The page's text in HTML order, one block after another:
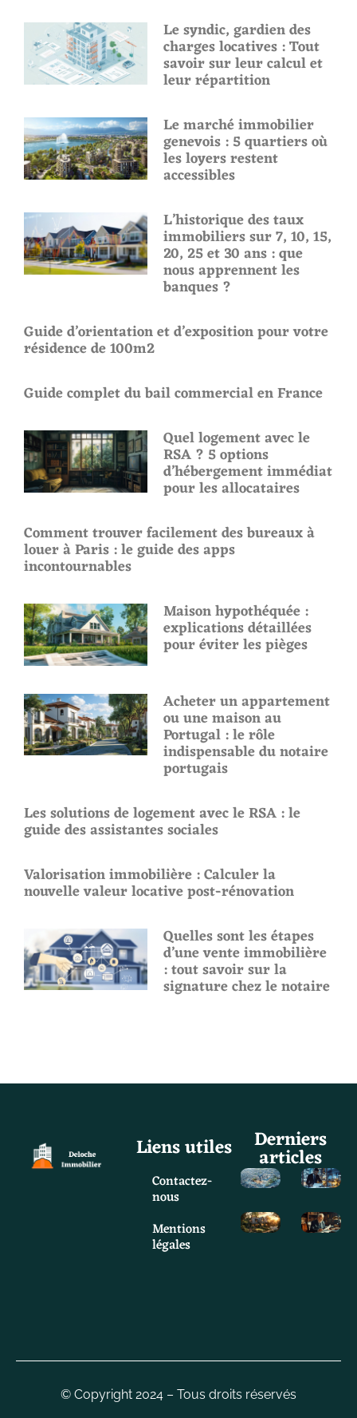
Le syndic, gardien des
charges locatives : Tout
savoir sur leur calcul et
leur répartition
Le marché immobilier
genevois : 5 quartiers où
les loyers restent
accessibles
L’historique des taux
immobiliers sur 7, 10, 15,
20, 25 et 30 ans : que
nous apprennent les
banques ?
Guide d’orientation et d’exposition pour votre
résidence de 100m2
Guide complet du bail commercial en France
Quel logement avec le
RSA ? 5 options
d’hébergement immédiat
pour les allocataires
Comment trouver facilement des bureaux à
louer à Paris : le guide des apps
incontournables
Maison hypothéquée :
explications détaillées
pour éviter les pièges
Acheter un appartement
ou une maison au
Portugal : le rôle
indispensable du notaire
portugais
Les solutions de logement avec le RSA : le
guide des assistantes sociales
Valorisation immobilière : Calculer la
nouvelle valeur locative post-rénovation
Quelles sont les étapes
d’une vente immobilière
: tout savoir sur la
signature chez le notaire
Liens utiles
Contactez-
nous
Mentions
légales
Derniers
articles
© Copyright 2024 – Tous droits réservés